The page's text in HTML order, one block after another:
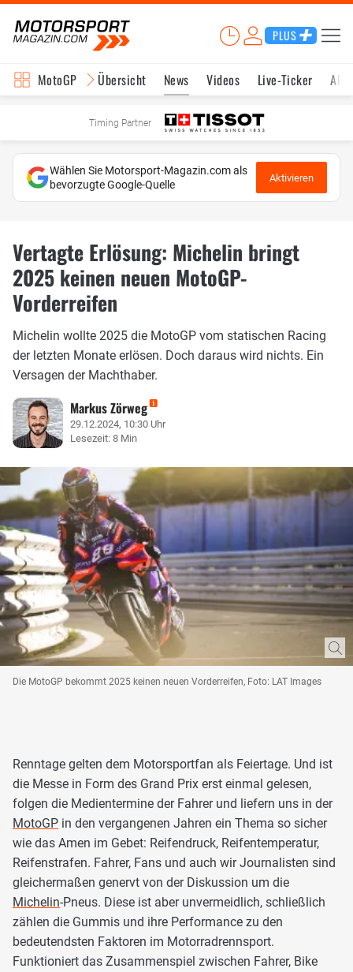
PLUS
MotoGP Übersicht News Videos Live-Ticker
Timing Partner
Wählen Sie Motorsport-Magazin.com als
bevorzugte Google-Quelle
Aktivieren
Vertagte Erlösung: Michelin bringt
2025 keinen neuen MotoGP-
Vorderreifen
Michelin wollte 2025 die MotoGP vom statischen Racing
der letzten Monate erlösen. Doch daraus wird nichts. Ein
Versagen der Machthaber.
Markus Zörweg
29.12.2024, 10:30 Uhr
Lesezeit: 8 Min
Die MotoGP bekommt 2025 keinen neuen Vorderreifen, Foto: LAT Images
Renntage gelten dem Motorsportfan als Feiertage. Und ist
die Messe in Form des Grand Prix erst einmal gelesen,
folgen die Medientermine der Fahrer und liefern uns in der
MotoGP in den vergangenen Jahren ein Thema so sicher
wie das Amen im Gebet: Reifendruck, Reifentemperatur,
Reifenstrafen. Fahrer, Fans und auch wir Journalisten sind
gleichermaßen genervt von der Diskussion um die
Michelin-Pneus. Diese ist aber unvermeidlich, schließlich
zählen die Gummis und ihre Performance zu den
bedeutendsten Faktoren im Motorradrennsport.
Funktioniert das Zusammenspiel zwischen Fahrer, Bike